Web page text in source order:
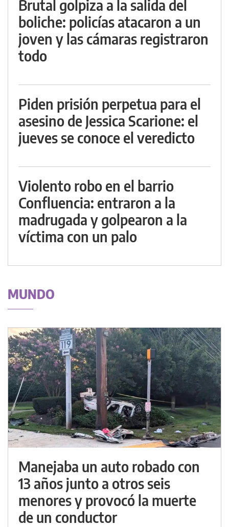
Brutal golpiza a la salida del
boliche: policías atacaron a un
joven y las cámaras registraron
todo
Piden prisión perpetua para el
asesino de Jessica Scarione: el
jueves se conoce el veredicto
Violento robo en el barrio
Confluencia: entraron a la
madrugada y golpearon a la
víctima con un palo
MUNDO
Manejaba un auto robado con
13 años junto a otros seis
menores y provocó la muerte
de un conductor